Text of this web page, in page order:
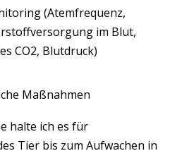
(Atemfrequenz,
im Blut,
CO2, Blutdruck)
Maßnahmen
halte ich es für
Tier bis zum Aufwachen in